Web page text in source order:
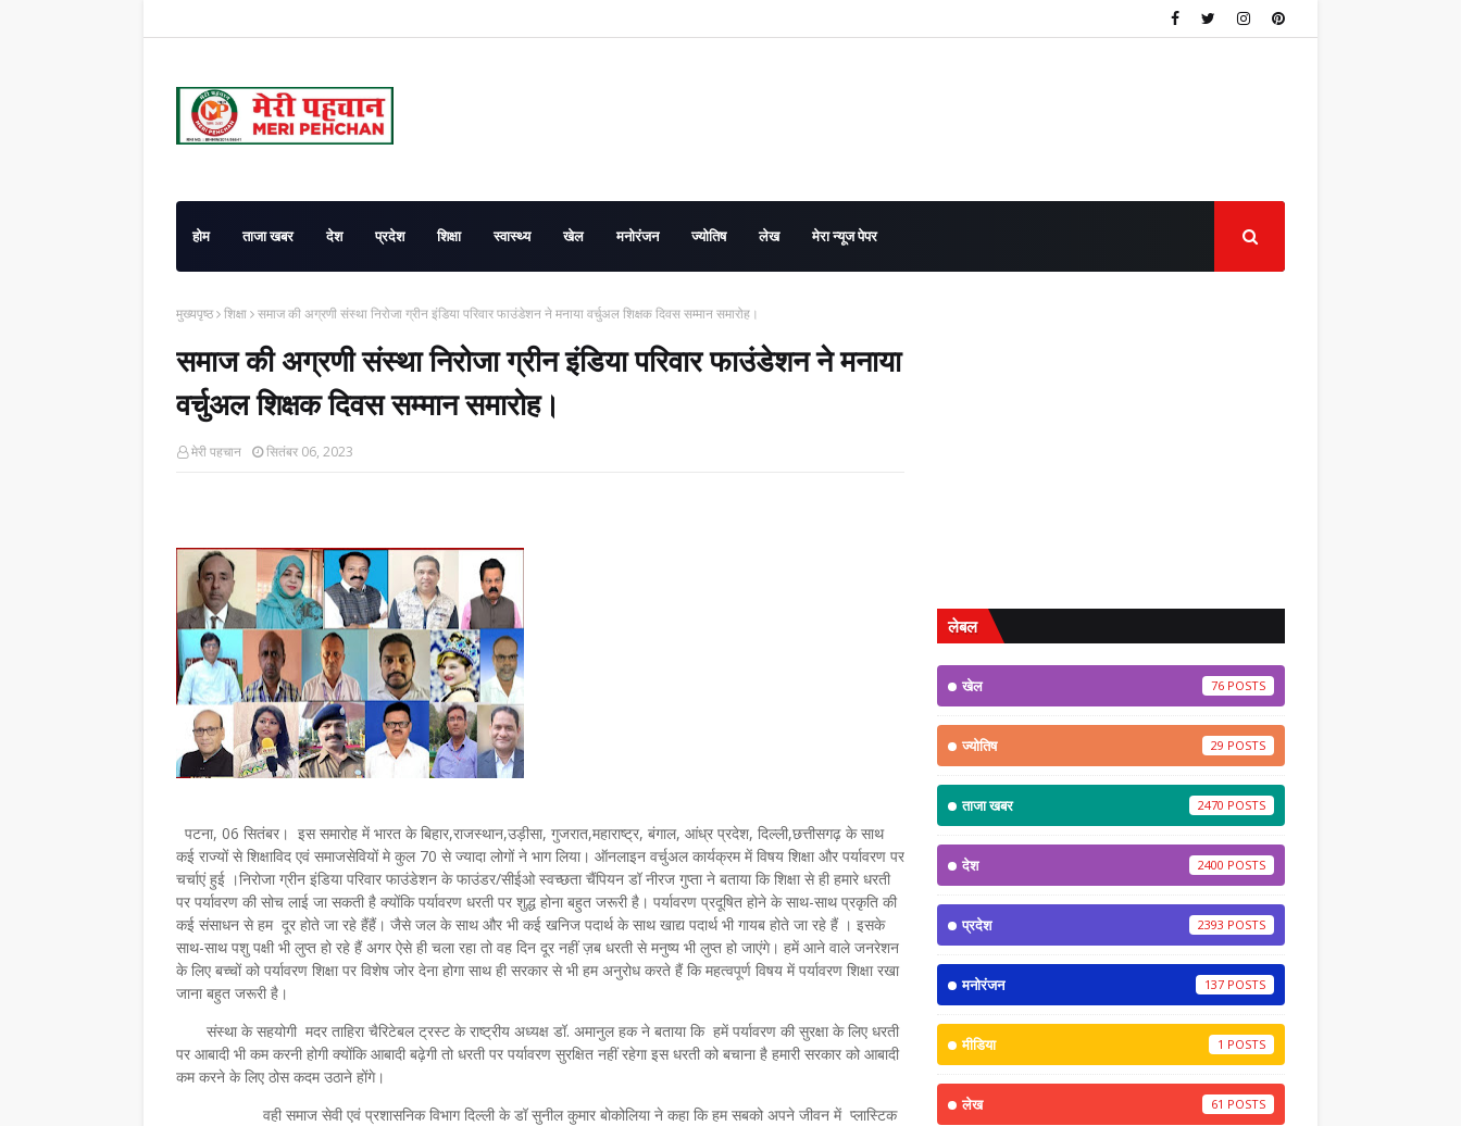
होम ताजा खबर देश प्रदेश शिक्षा स्वास्थ्य खेल मनोरंजन ज्योतिष लेख मेरा न्यूज पेपर
मुख्यपृष्ठ शिक्षा समाज की अग्रणी संस्था निरोजा ग्रीन इंडिया परिवार फाउंडेशन ने मनाया वर्चुअल शिक्षक दिवस सम्मान समारोह।
समाज की अग्रणी संस्था निरोजा ग्रीन इंडिया परिवार फाउंडेशन ने मनाया
वर्चुअल शिक्षक दिवस सम्मान समारोह।
मेरी पहचान सितंबर 06, 2023
पटना, 06 सितंबर। इस समारोह में भारत के बिहार,राजस्थान,उड़ीसा, गुजरात,महाराष्ट्र, बंगाल, आंध्र प्रदेश, दिल्ली,छत्तीसगढ़ के साथ
कई राज्यों से शिक्षाविद एवं समाजसेवियों मे कुल 70 से ज्यादा लोगों ने भाग लिया। ऑनलाइन वर्चुअल कार्यक्रम में विषय शिक्षा और पर्यावरण पर
चर्चाएं हुई ।निरोजा ग्रीन इंडिया परिवार फाउंडेशन के फाउंडर/सीईओ स्वच्छता चैंपियन डॉ नीरज गुप्ता ने बताया कि शिक्षा से ही हमारे धरती
पर पर्यावरण की सोच लाई जा सकती है क्योंकि पर्यावरण धरती पर शुद्ध होना बहुत जरूरी है। पर्यावरण प्रदूषित होने के साथ-साथ प्रकृति की
कई संसाधन से हम दूर होते जा रहे हैंहैं। जैसे जल के साथ और भी कई खनिज पदार्थ के साथ खाद्य पदार्थ भी गायब होते जा रहे हैं । इसके
साथ-साथ पशु पक्षी भी लुप्त हो रहे हैं अगर ऐसे ही चला रहा तो वह दिन दूर नहीं ज़ब धरती से मनुष्य भी लुप्त हो जाएंगे। हमें आने वाले जनरेशन
के लिए बच्चों को पर्यावरण शिक्षा पर विशेष जोर देना होगा साथ ही सरकार से भी हम अनुरोध करते हैं कि महत्वपूर्ण विषय में पर्यावरण शिक्षा रखा
जाना बहुत जरूरी है।
संस्था के सहयोगी मदर ताहिरा चैरिटेबल ट्रस्ट के राष्ट्रीय अध्यक्ष डॉ. अमानुल हक ने बताया कि हमें पर्यावरण की सुरक्षा के लिए धरती
पर आबादी भी कम करनी होगी क्योंकि आबादी बढ़ेगी तो धरती पर पर्यावरण सुरक्षित नहीं रहेगा इस धरती को बचाना है हमारी सरकार को आबादी
कम करने के लिए ठोस कदम उठाने होंगे।
वही समाज सेवी एवं प्रशासनिक विभाग दिल्ली के डॉ सुनील कुमार बोकोलिया ने कहा कि हम सबको अपने जीवन में प्लास्टिक
लेबल
खेल 76
ज्योतिष 29
ताजा खबर 2470
देश 2400
प्रदेश 2393
मनोरंजन 137
मीडिया 1
लेख 61